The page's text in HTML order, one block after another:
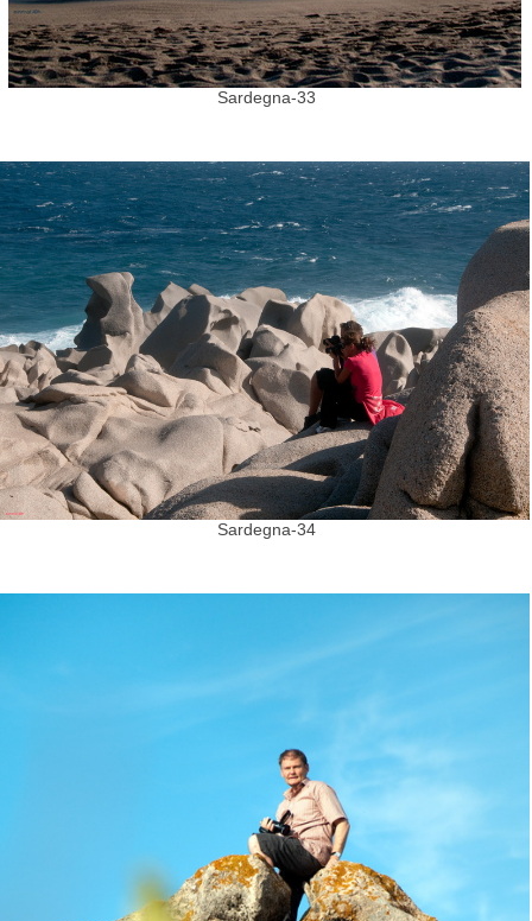
Sardegna-33
Sardegna-34